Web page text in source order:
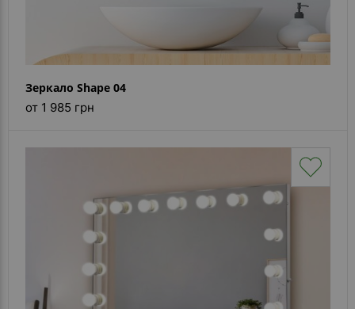
Зеркала
Reflex
В
наличии
Помошь
(вопрос
Зеркало Shape 04
от 1 985 грн